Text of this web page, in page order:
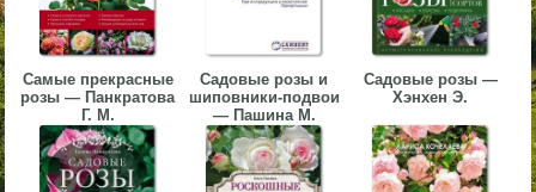
Самые прекрасные
розы — Панкратова
Г. М.
Садовые розы и
шиповники-подвои
— Пашина М.
Садовые розы —
Хэнхен Э.
▼